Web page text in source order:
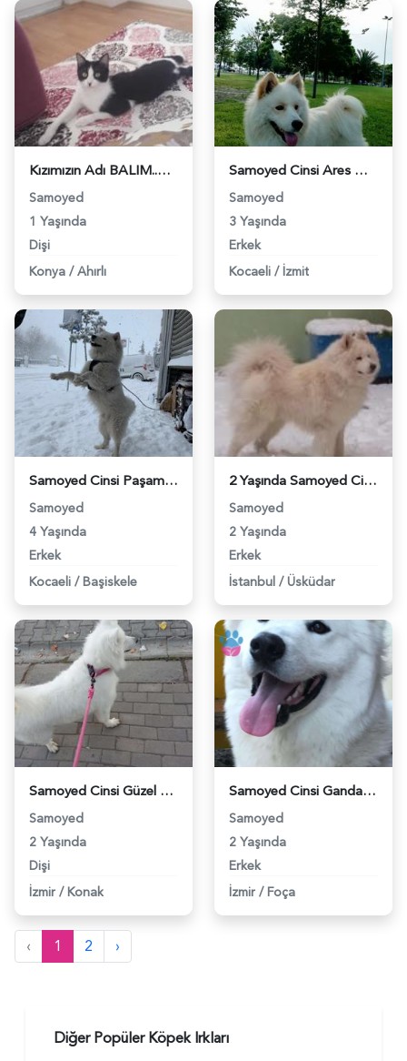
Kızımızın Adı BALIM..Bir SMOKİN cinsi kedi dir.. - 7185
Samoyed
1 Yaşında
Dişi
Konya / Ahırlı
Samoyed Cinsi Ares Oğlumuza Eş Arıyoruz - 7641
Samoyed
3 Yaşında
Erkek
Kocaeli / İzmit
Samoyed Cinsi Paşamıza Eş Arıyoruz - 8028
Samoyed
4 Yaşında
Erkek
Kocaeli / Başiskele
2 Yaşında Samoyed Cinsi Oğluma Eş Arıyoruz - 8051
Samoyed
2 Yaşında
Erkek
İstanbul / Üsküdar
Samoyed Cinsi Güzel Kızımıza Eş Arıyoruz - 8301
Samoyed
2 Yaşında
Dişi
İzmir / Konak
Samoyed Cinsi Gandalf Oğlumuza Eş Arıyoruz - 8582
Samoyed
2 Yaşında
Erkek
İzmir / Foça
‹ 1 2 ›
Diğer Popüler Köpek Irkları